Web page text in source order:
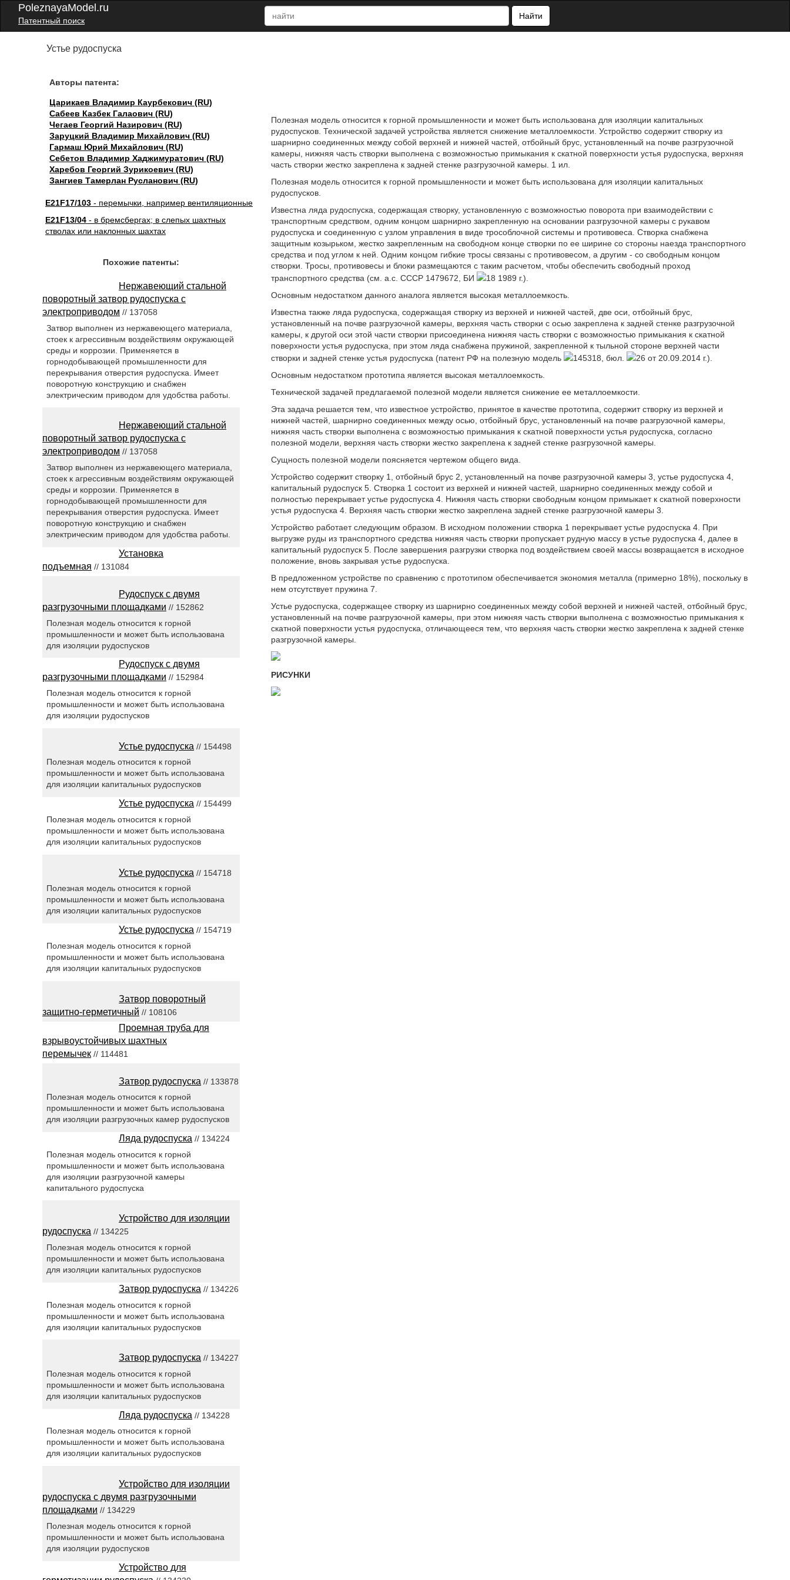
PoleznayaModel.ru
Патентный поиск
Найти
Устье рудоспуска
Авторы патента:
Царикаев Владимир Каурбекович (RU)
Сабеев Казбек Галаович (RU)
Чегаев Георгий Назирович (RU)
Заруцкий Владимир Михайлович (RU)
Гармаш Юрий Михайлович (RU)
Себетов Владимир Хаджимуратович (RU)
Харебов Георгий Зурикоевич (RU)
Зангиев Тамерлан Русланович (RU)
E21F17/103 - перемычки, например вентиляционные
E21F13/04 - в бремсбергах; в слепых шахтных
стволах или наклонных шахтах
Полезная модель относится к горной промышленности и может быть использована для изоляции капитальных
рудоспусков. Технической задачей устройства является снижение металлоемкости. Устройство содержит створку из
шарнирно соединенных между собой верхней и нижней частей, отбойный брус, установленный на почве разгрузочной
камеры, нижняя часть створки выполнена с возможностью примыкания к скатной поверхности устья рудоспуска, верхняя
часть створки жестко закреплена к задней стенке разгрузочной камеры. 1 ил.
Полезная модель относится к горной промышленности и может быть использована для изоляции капитальных
рудоспусков.
Известна ляда рудоспуска, содержащая створку, установленную с возможностью поворота при взаимодействии с
транспортным средством, одним концом шарнирно закрепленную на основании разгрузочной камеры с рукавом
рудоспуска и соединенную с узлом управления в виде трособлочной системы и противовеса. Створка снабжена
защитным козырьком, жестко закрепленным на свободном конце створки по ее ширине со стороны наезда транспортного
средства и под углом к ней. Одним концом гибкие тросы связаны с противовесом, а другим - со свободным концом
створки. Тросы, противовесы и блоки размещаются с таким расчетом, чтобы обеспечить свободный проход
транспортного средства (см. а.с. СССР 1479672, БИ
18 1989 г.).
Основным недостатком данного аналога является высокая металлоемкость.
Известна также ляда рудоспуска, содержащая створку из верхней и нижней частей, две оси, отбойный брус,
установленный на почве разгрузочной камеры, верхняя часть створки с осью закреплена к задней стенке разгрузочной
камеры, к другой оси этой части створки присоединена нижняя часть створки с возможностью примыкания к скатной
поверхности устья рудоспуска, при этом ляда снабжена пружиной, закрепленной к тыльной стороне верхней части
створки и задней стенке устья рудоспуска (патент РФ на полезную модель
145318, бюл.
26 от 20.09.2014 г.).
Основным недостатком прототипа является высокая металлоемкость.
Технической задачей предлагаемой полезной модели является снижение ее металлоемкости.
Эта задача решается тем, что известное устройство, принятое в качестве прототипа, содержит створку из верхней и
нижней частей, шарнирно соединенных между осью, отбойный брус, установленный на почве разгрузочной камеры,
нижняя часть створки выполнена с возможностью примыкания к скатной поверхности устья рудоспуска, согласно
полезной модели, верхняя часть створки жестко закреплена к задней стенке разгрузочной камеры.
Сущность полезной модели поясняется чертежом общего вида.
Устройство содержит створку 1, отбойный брус 2, установленный на почве разгрузочной камеры 3, устье рудоспуска 4,
капитальный рудоспуск 5. Створка 1 состоит из верхней и нижней частей, шарнирно соединенных между собой и
полностью перекрывает устье рудоспуска 4. Нижняя часть створки свободным концом примыкает к скатной поверхности
устья рудоспуска 4. Верхняя часть створки жестко закреплена задней стенке разгрузочной камеры 3.
Устройство работает следующим образом. В исходном положении створка 1 перекрывает устье рудоспуска 4. При
выгрузке руды из транспортного средства нижняя часть створки пропускает рудную массу в устье рудоспуска 4, далее в
капитальный рудоспуск 5. После завершения разгрузки створка под воздействием своей массы возвращается в исходное
положение, вновь закрывая устье рудоспуска.
В предложенном устройстве по сравнению с прототипом обеспечивается экономия металла (примерно 18%), поскольку в
нем отсутствует пружина 7.
Устье рудоспуска, содержащее створку из шарнирно соединенных между собой верхней и нижней частей, отбойный брус,
установленный на почве разгрузочной камеры, при этом нижняя часть створки выполнена с возможностью примыкания к
скатной поверхности устья рудоспуска, отличающееся тем, что верхняя часть створки жестко закреплена к задней стенке
разгрузочной камеры.
РИСУНКИ
Похожие патенты:
Нержавеющий стальной
поворотный затвор рудоспуска с
электроприводом // 137058
Затвор выполнен из нержавеющего материала,
стоек к агрессивным воздействиям окружающей
среды и коррозии. Применяется в
горнодобывающей промышленности для
перекрывания отверстия рудоспуска. Имеет
поворотную конструкцию и снабжен
электрическим приводом для удобства работы.
Нержавеющий стальной
поворотный затвор рудоспуска с
электроприводом // 137058
Затвор выполнен из нержавеющего материала,
стоек к агрессивным воздействиям окружающей
среды и коррозии. Применяется в
горнодобывающей промышленности для
перекрывания отверстия рудоспуска. Имеет
поворотную конструкцию и снабжен
электрическим приводом для удобства работы.
Установка
подъемная // 131084
Рудоспуск с двумя
разгрузочными площадками // 152862
Полезная модель относится к горной
промышленности и может быть использована
для изоляции рудоспусков
Рудоспуск с двумя
разгрузочными площадками // 152984
Полезная модель относится к горной
промышленности и может быть использована
для изоляции рудоспусков
Устье рудоспуска // 154498
Полезная модель относится к горной
промышленности и может быть использована
для изоляции капитальных рудоспусков
Устье рудоспуска // 154499
Полезная модель относится к горной
промышленности и может быть использована
для изоляции капитальных рудоспусков
Устье рудоспуска // 154718
Полезная модель относится к горной
промышленности и может быть использована
для изоляции капитальных рудоспусков
Устье рудоспуска // 154719
Полезная модель относится к горной
промышленности и может быть использована
для изоляции капитальных рудоспусков
Затвор поворотный
защитно-герметичный // 108106
Проемная труба для
взрывоустойчивых шахтных
перемычек // 114481
Затвор рудоспуска // 133878
Полезная модель относится к горной
промышленности и может быть использована
для изоляции разгрузочных камер рудоспусков
Ляда рудоспуска // 134224
Полезная модель относится к горной
промышленности и может быть использована
для изоляции разгрузочной камеры
капитального рудоспуска
Устройство для изоляции
рудоспуска // 134225
Полезная модель относится к горной
промышленности и может быть использована
для изоляции капитальных рудоспусков
Затвор рудоспуска // 134226
Полезная модель относится к горной
промышленности и может быть использована
для изоляции капитальных рудоспусков
Затвор рудоспуска // 134227
Полезная модель относится к горной
промышленности и может быть использована
для изоляции капитальных рудоспусков
Ляда рудоспуска // 134228
Полезная модель относится к горной
промышленности и может быть использована
для изоляции капитальных рудоспусков
Устройство для изоляции
рудоспуска с двумя разгрузочными
площадками // 134229
Полезная модель относится к горной
промышленности и может быть использована
для изоляции рудоспусков
Устройство для